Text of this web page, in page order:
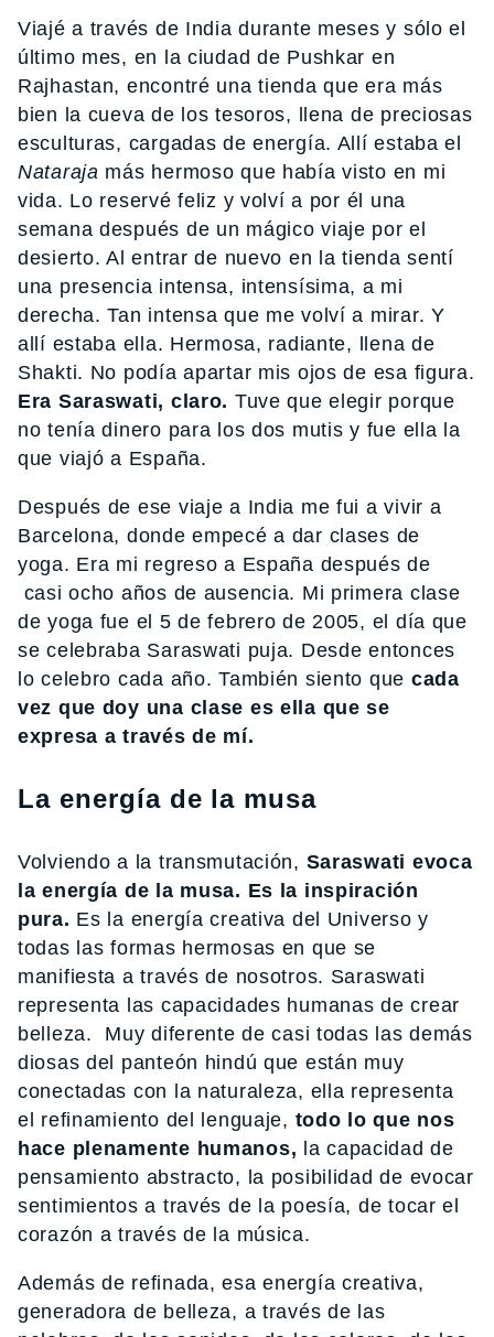
Viajé a través de India durante meses y sólo el
último mes, en la ciudad de Pushkar en
Rajhastan, encontré una tienda que era más
bien la cueva de los tesoros, llena de preciosas
esculturas, cargadas de energía. Allí estaba el
Nataraja más hermoso que había visto en mi
vida. Lo reservé feliz y volví a por él una
semana después de un mágico viaje por el
desierto. Al entrar de nuevo en la tienda sentí
una presencia intensa, intensísima, a mi
derecha. Tan intensa que me volví a mirar. Y
allí estaba ella. Hermosa, radiante, llena de
Shakti. No podía apartar mis ojos de esa figura.
Era Saraswati, claro. Tuve que elegir porque
no tenía dinero para los dos mutis y fue ella la
que viajó a España.
Después de ese viaje a India me fui a vivir a
Barcelona, donde empecé a dar clases de
yoga. Era mi regreso a España después de
casi ocho años de ausencia. Mi primera clase
de yoga fue el 5 de febrero de 2005, el día que
se celebraba Saraswati puja. Desde entonces
lo celebro cada año. También siento que cada
vez que doy una clase es ella que se
expresa a través de mí.
La energía de la musa
Volviendo a la transmutación, Saraswati evoca
la energía de la musa. Es la inspiración
pura. Es la energía creativa del Universo y
todas las formas hermosas en que se
manifiesta a través de nosotros. Saraswati
representa las capacidades humanas de crear
belleza. Muy diferente de casi todas las demás
diosas del panteón hindú que están muy
conectadas con la naturaleza, ella representa
el refinamiento del lenguaje, todo lo que nos
hace plenamente humanos, la capacidad de
pensamiento abstracto, la posibilidad de evocar
sentimientos a través de la poesía, de tocar el
corazón a través de la música.
Además de refinada, esa energía creativa,
generadora de belleza, a través de las